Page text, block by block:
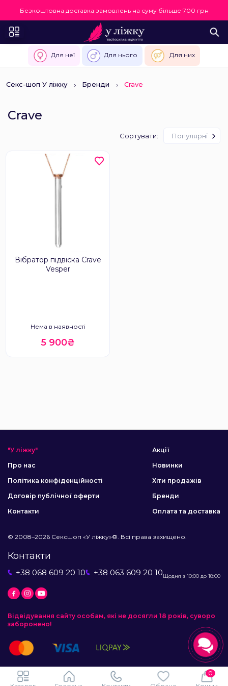
Безкоштовна доставка замовлень на суму більше 700 грн
Для неї Для нього Для них
Секс-шоп У ліжку Бренди Crave
Crave
Сортувати: Популярні
Вібратор підвіска Crave
Vesper
Нема в наявності
5 900₴
"У ліжку"
Про нас
Політика конфіденційності
Договір публічної оферти
Контакти
Акції
Новинки
Хіти продажів
Бренди
Оплата та доставка
© 2008–2026 Сексшоп «У ліжку»®. Всі права захищено.
Контакти
+38 068 609 20 10 +38 063 609 20 10Щодня з 10:00 до 18:00
Відвідування сайту особам, які не досягли 18 років, суворо
заборонено!
0